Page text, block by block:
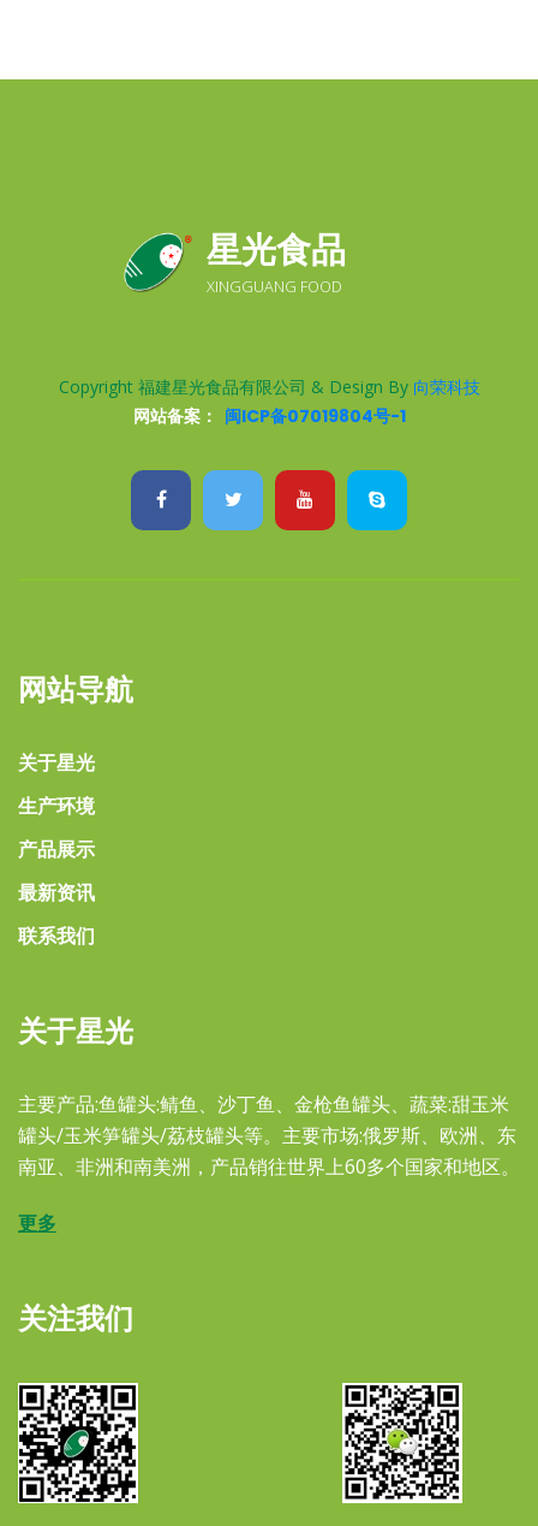
星光食品
XINGGUANG FOOD
Copyright 福建星光食品有限公司 & Design By 向荣科技
网站备案： 闽ICP备07019804号-1
网站导航
关于星光
生产环境
产品展示
最新资讯
联系我们
关于星光
主要产品:鱼罐头:鲭鱼、沙丁鱼、金枪鱼罐头、蔬菜:甜玉米
罐头/玉米笋罐头/荔枝罐头等。主要市场:俄罗斯、欧洲、东
南亚、非洲和南美洲，产品销往世界上60多个国家和地区。
更多
关注我们